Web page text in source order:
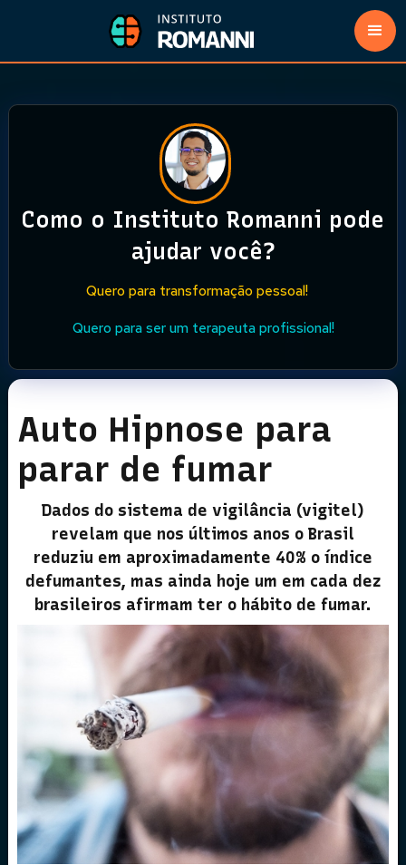
Como o Instituto Romanni pode
ajudar você?
Quero para transformação pessoal!
Quero para ser um terapeuta profissional!
Auto Hipnose para
parar de fumar
Dados do sistema de vigilância (vigitel)
revelam que nos últimos anos o Brasil
reduziu em aproximadamente 40% o índice
defumantes, mas ainda hoje um em cada dez
brasileiros afirmam ter o hábito de fumar.